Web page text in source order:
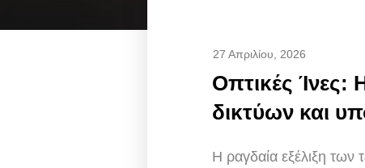
27 Απριλίου, 2026
Οπτικές
δικτύων και
Η ραγδαία εξέλιξη των